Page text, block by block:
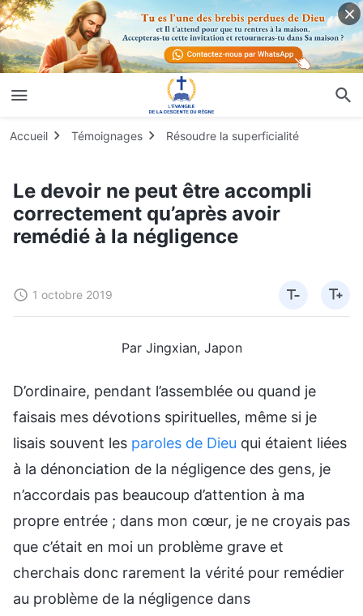
Accueil Témoignages Résoudre la superficialité
Le devoir ne peut être accompli
correctement qu’après avoir
remédié à la négligence
1 octobre 2019
Par Jingxian, Japon
D’ordinaire, pendant l’assemblée ou quand je
faisais mes dévotions spirituelles, même si je
lisais souvent les paroles de Dieu qui étaient liées
à la dénonciation de la négligence des gens, je
n’accordais pas beaucoup d’attention à ma
propre entrée ; dans mon cœur, je ne croyais pas
que c’était en moi un problème grave et
cherchais donc rarement la vérité pour remédier
au problème de la négligence dans